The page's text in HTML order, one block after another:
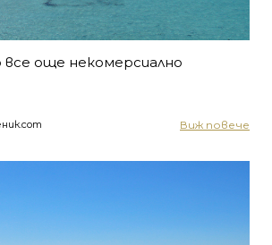
още некомерсиално
Виж повече